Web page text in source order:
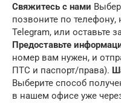
Свяжитесь с нами
позвоните по
Telegram, или оставьте
Предоставьте
номер вам нужен, и
ПТС и паспорт/права).
Выберите способ
в нашем офисе уже